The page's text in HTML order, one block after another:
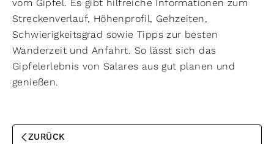
vom Gipfel. Es gibt hilfreiche Informationen zum
Streckenverlauf, Höhenprofil, Gehzeiten,
Schwierigkeitsgrad sowie Tipps zur besten
Wanderzeit und Anfahrt. So lässt sich das
Gipfelerlebnis von Salares aus gut planen und
genießen.
ZURÜCK